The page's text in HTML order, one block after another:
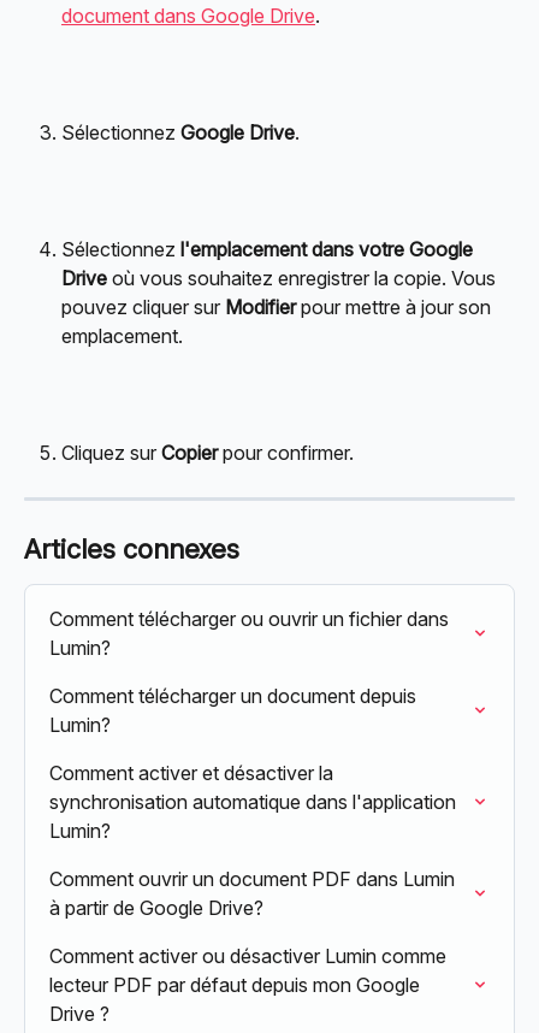
document dans Google Drive.
Sélectionnez Google Drive.
Sélectionnez l'emplacement dans votre Google
Drive où vous souhaitez enregistrer la copie. Vous
pouvez cliquer sur Modifier pour mettre à jour son
emplacement.
Cliquez sur Copier pour confirmer.
Articles connexes
Comment télécharger ou ouvrir un fichier dans
Lumin?
Comment télécharger un document depuis
Lumin?
Comment activer et désactiver la
synchronisation automatique dans l'application
Lumin?
Comment ouvrir un document PDF dans Lumin
à partir de Google Drive?
Comment activer ou désactiver Lumin comme
lecteur PDF par défaut depuis mon Google
Drive ?